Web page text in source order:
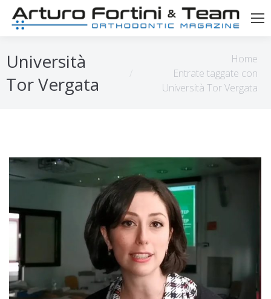
Università
Tor Vergata
Home
Entrate taggate con
Università Tor Vergata